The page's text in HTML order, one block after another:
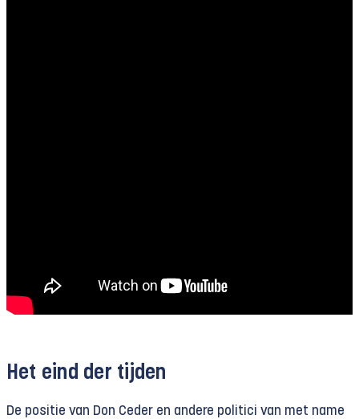
Het eind der tijden
De positie van Don Ceder en andere politici van met name